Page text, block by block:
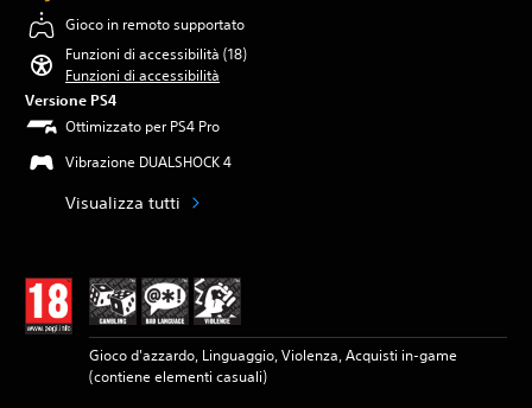
Gioco in remoto supportato
Funzioni di accessibilità (18)
Funzioni di accessibilità
Versione PS4
Ottimizzato per PS4 Pro
Vibrazione DUALSHOCK 4
Visualizza tutti
Gioco d'azzardo, Linguaggio, Violenza, Acquisti in-game
(contiene elementi casuali)